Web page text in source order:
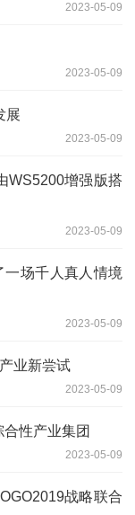
2023-05-09
2023-05-09
展
2023-05-09
WS5200增强版搭
2023-05-09
场千人真人情境
2023-05-09
业新尝试
2023-05-09
性产业集团
2023-05-09
战略联合